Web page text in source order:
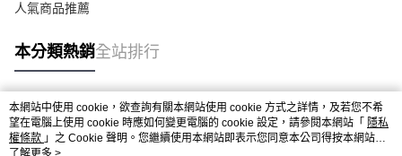
人氣商品推薦
本分類熱銷全站排行
熱門標籤
本網站中使用 cookie，欲查詢有關本網站使用 cookie 方式之詳情，及若您不希
望在電腦上使用 cookie 時應如何變更電腦的 cookie 設定，請參閱本網站「 隱私
權條款 」之 Cookie 聲明。您繼續使用本網站即表示您同意本公司得按本網站使
用條款之 Cookie 聲明使用 cookie。
了解更多 >